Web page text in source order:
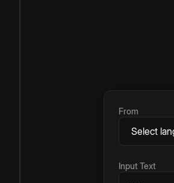
From
Input Text